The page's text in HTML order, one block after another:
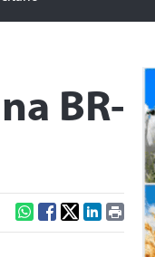
BR-